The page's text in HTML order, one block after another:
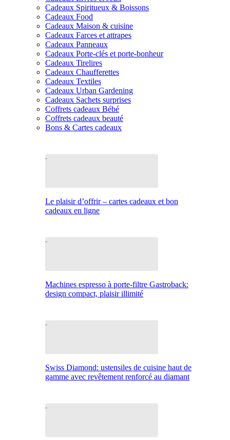
Cadeaux Spiritueux & Boissons
Cadeaux Food
Cadeaux Maison & cuisine
Cadeaux Farces et attrapes
Cadeaux Panneaux
Cadeaux Porte-clés et porte-bonheur
Cadeaux Tirelires
Cadeaux Chaufferettes
Cadeaux Textiles
Cadeaux Urban Gardening
Cadeaux Sachets surprises
Coffrets cadeaux Bébé
Coffrets cadeaux beauté
Bons & Cartes cadeaux
Le plaisir d’offrir – cartes cadeaux et bon
cadeaux en ligne
Machines espresso à porte-filtre Gastroback:
design compact, plaisir illimité
Swiss Diamond: ustensiles de cuisine haut de
gamme avec revêtement renforcé au diamant